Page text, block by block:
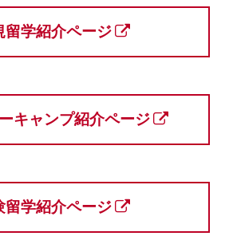
留学紹介ページ
キャンプ紹介ページ
留学紹介ページ